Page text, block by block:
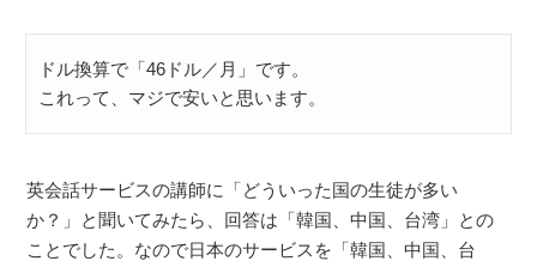
ドル換算で「46ドル／月」です。
これって、マジで安いと思います。
英会話サービスの講師に「どういった国の生徒が多い
か？」と聞いてみたら、回答は「韓国、中国、台湾」との
ことでした。なので日本のサービスを「韓国、中国、台